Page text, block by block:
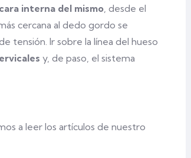
interna del mismo , desde el
cercana al dedo gordo se
tensión. Ir sobre la línea del hueso
y, de paso, el sistema
a leer los artículos de nuestro